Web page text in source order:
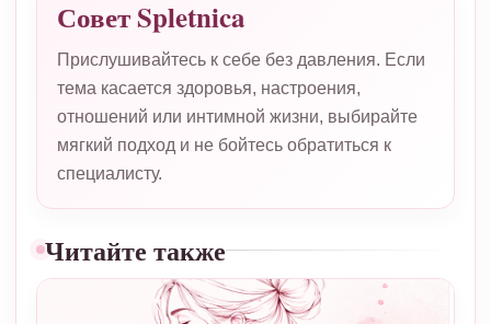
Совет Spletnica
Прислушивайтесь к себе без давления. Если
тема касается здоровья, настроения,
отношений или интимной жизни, выбирайте
мягкий подход и не бойтесь обратиться к
специалисту.
Читайте также